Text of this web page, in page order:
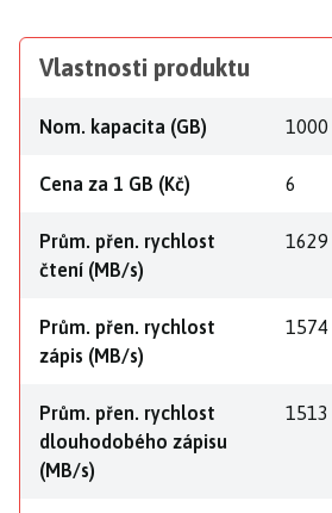
Vlastnosti produktu
Nom. kapacita (GB) 1000
Cena za 1 GB (Kč) 6
Prům. přen. rychlost
čtení (MB/s)
Prům. přen. rychlost
zápis (MB/s)
Prům. přen. rychlost
dlouhodobého zápisu
(MB/s)